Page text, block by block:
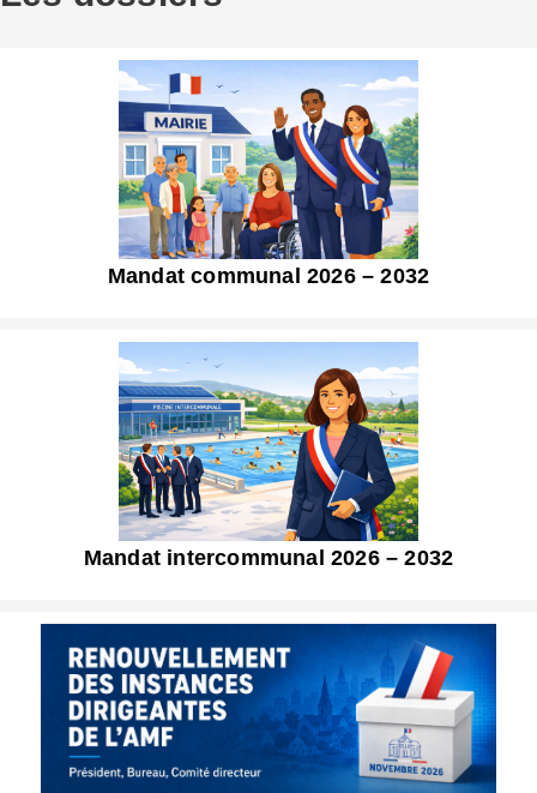
Mandat communal 2026 – 2032
Mandat intercommunal 2026 – 2032